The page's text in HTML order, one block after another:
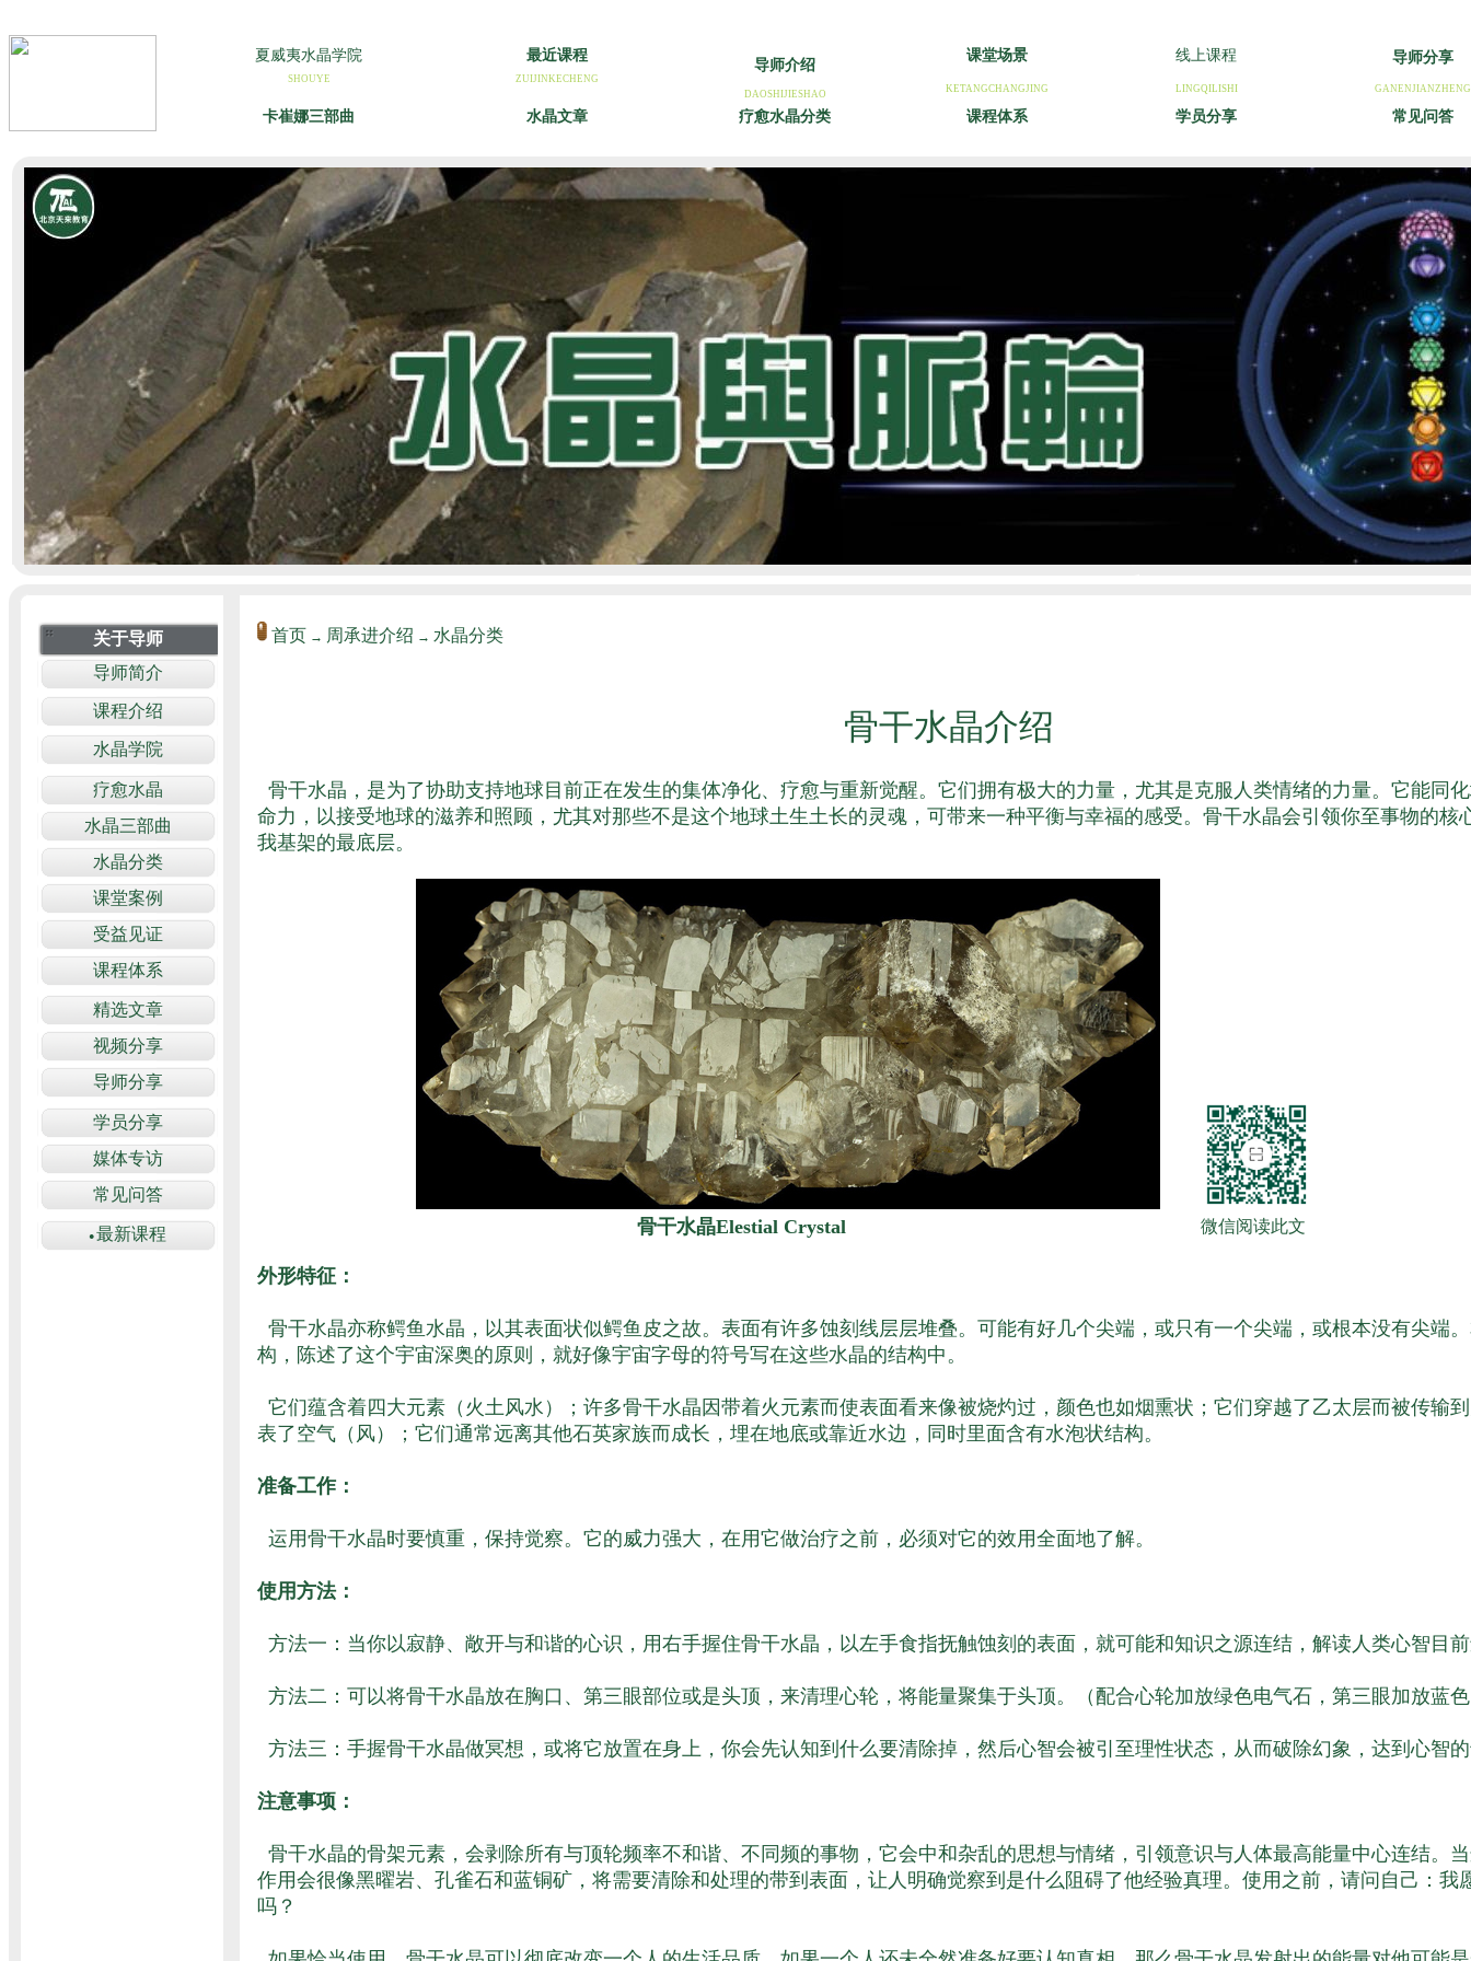
首页 → 周承进介绍 → 水晶分类
骨干水晶介绍
骨干水晶，是为了协助支持地球目前正在发生的集体净化、疗愈与重新觉醒。它们拥有极大的力量，尤其是克服人类情绪的力量。它能同
命力，以接受地球的滋养和照顾，尤其对那些不是这个地球土生土长的灵魂，可带来一种平衡与幸福的感受。骨干水晶会引领你至事物的核
我基架的最底层。
骨干水晶Elestial Crystal 微信阅读此文
外形特征：
骨干水晶亦称鳄鱼水晶，以其表面状似鳄鱼皮之故。表面有许多蚀刻线层层堆叠。可能有好几个尖端，或只有一个尖端，或根本没有尖端
构，陈述了这个宇宙深奥的原则，就好像宇宙字母的符号写在这些水晶的结构中。
它们蕴含着四大元素（火土风水）；许多骨干水晶因带着火元素而使表面看来像被烧灼过，颜色也如烟熏状；它们穿越了乙太层而被传输
表了空气（风）；它们通常远离其他石英家族而成长，埋在地底或靠近水边，同时里面含有水泡状结构。
准备工作：
运用骨干水晶时要慎重，保持觉察。它的威力强大，在用它做治疗之前，必须对它的效用全面地了解。
使用方法：
方法一：当你以寂静、敞开与和谐的心识，用右手握住骨干水晶，以左手食指抚触蚀刻的表面，就可能和知识之源连结，解读人类心智目
方法二：可以将骨干水晶放在胸口、第三眼部位或是头顶，来清理心轮，将能量聚集于头顶。（配合心轮加放绿色电气石，第三眼加放蓝
方法三：手握骨干水晶做冥想，或将它放置在身上，你会先认知到什么要清除掉，然后心智会被引至理性状态，从而破除幻象，达到心智
注意事项：
骨干水晶的骨架元素，会剥除所有与顶轮频率不和谐、不同频的事物，它会中和杂乱的思想与情绪，引领意识与人体最高能量中心连结。
作用会很像黑曜岩、孔雀石和蓝铜矿，将需要清除和处理的带到表面，让人明确觉察到是什么阻碍了他经验真理。使用之前，请问自己：我
吗？